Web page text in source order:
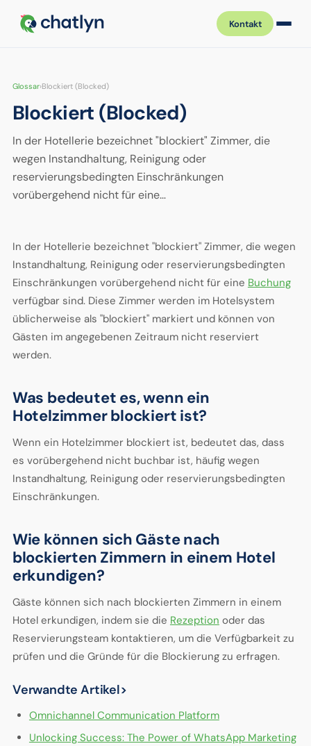
Kontakt
Glossar›Blockiert (Blocked)
Blockiert (Blocked)
In der Hotellerie bezeichnet "blockiert" Zimmer, die
wegen Instandhaltung, Reinigung oder
reservierungsbedingten Einschränkungen
vorübergehend nicht für eine…
In der Hotellerie bezeichnet "blockiert" Zimmer, die wegen
Instandhaltung, Reinigung oder reservierungsbedingten
Einschränkungen vorübergehend nicht für eine Buchung
verfügbar sind. Diese Zimmer werden im Hotelsystem
üblicherweise als "blockiert" markiert und können von
Gästen im angegebenen Zeitraum nicht reserviert
werden.
Was bedeutet es, wenn ein
Hotelzimmer blockiert ist?
Wenn ein Hotelzimmer blockiert ist, bedeutet das, dass
es vorübergehend nicht buchbar ist, häufig wegen
Instandhaltung, Reinigung oder reservierungsbedingten
Einschränkungen.
Wie können sich Gäste nach
blockierten Zimmern in einem Hotel
erkundigen?
Gäste können sich nach blockierten Zimmern in einem
Hotel erkundigen, indem sie die Rezeption oder das
Reservierungsteam kontaktieren, um die Verfügbarkeit zu
prüfen und die Gründe für die Blockierung zu erfragen.
Verwandte Artikel>
Omnichannel Communication Platform
Unlocking Success: The Power of WhatsApp Marketing